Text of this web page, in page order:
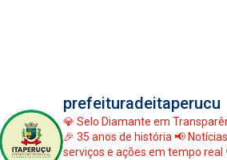
prefeituradeitaperucu
💎 Selo Diamante em
🎉 35 anos de história 📢
serviços e ações em tempo real